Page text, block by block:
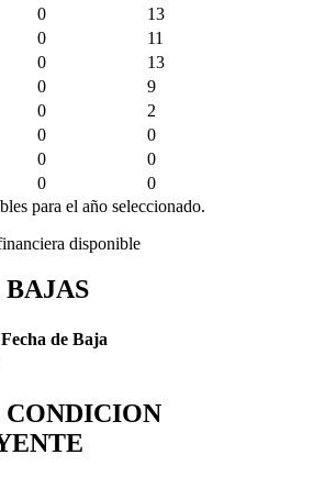
0
13
0
11
0
13
0
9
0
2
0
0
0
0
0
0
para el año seleccionado.
disponible
Fecha de Baja